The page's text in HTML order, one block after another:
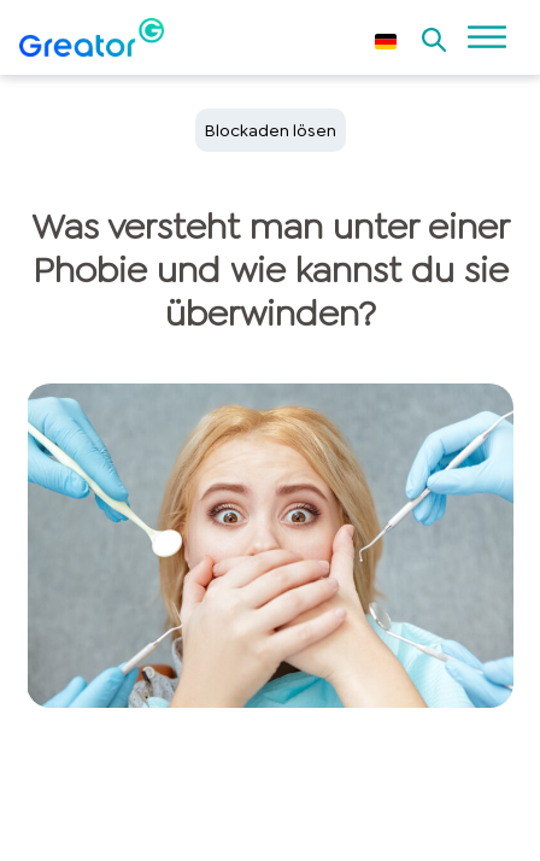
Blockaden lösen
Was versteht man unter einer
Phobie und wie kannst du sie
überwinden?